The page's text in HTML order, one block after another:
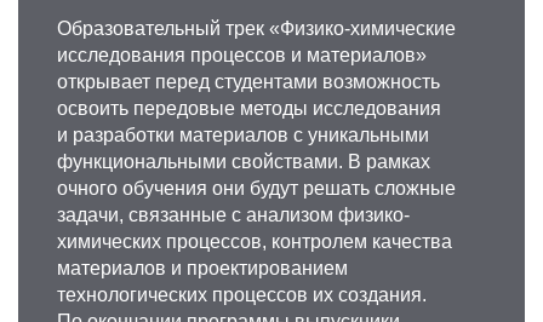
ingvar@misis.ru
Образовательный трек «Физико-химические
исследования процессов и материалов»
открывает перед студентами возможность
освоить передовые методы исследования
и разработки материалов с уникальными
функциональными свойствами. В рамках
очного обучения они будут решать сложные
задачи, связанные с анализом физико-
химических процессов, контролем качества
материалов и проектированием
технологических процессов их создания.